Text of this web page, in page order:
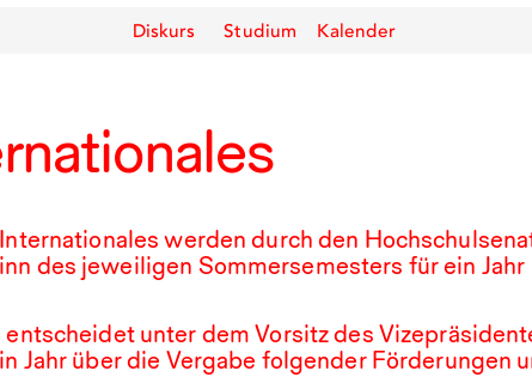
Diskurs Studium Kalender
Internationales werden durch den
des jeweiligen Sommersemesters für ein Jahr
unter dem Vorsitz des
Jahr über die Vergabe folgender Förderungen